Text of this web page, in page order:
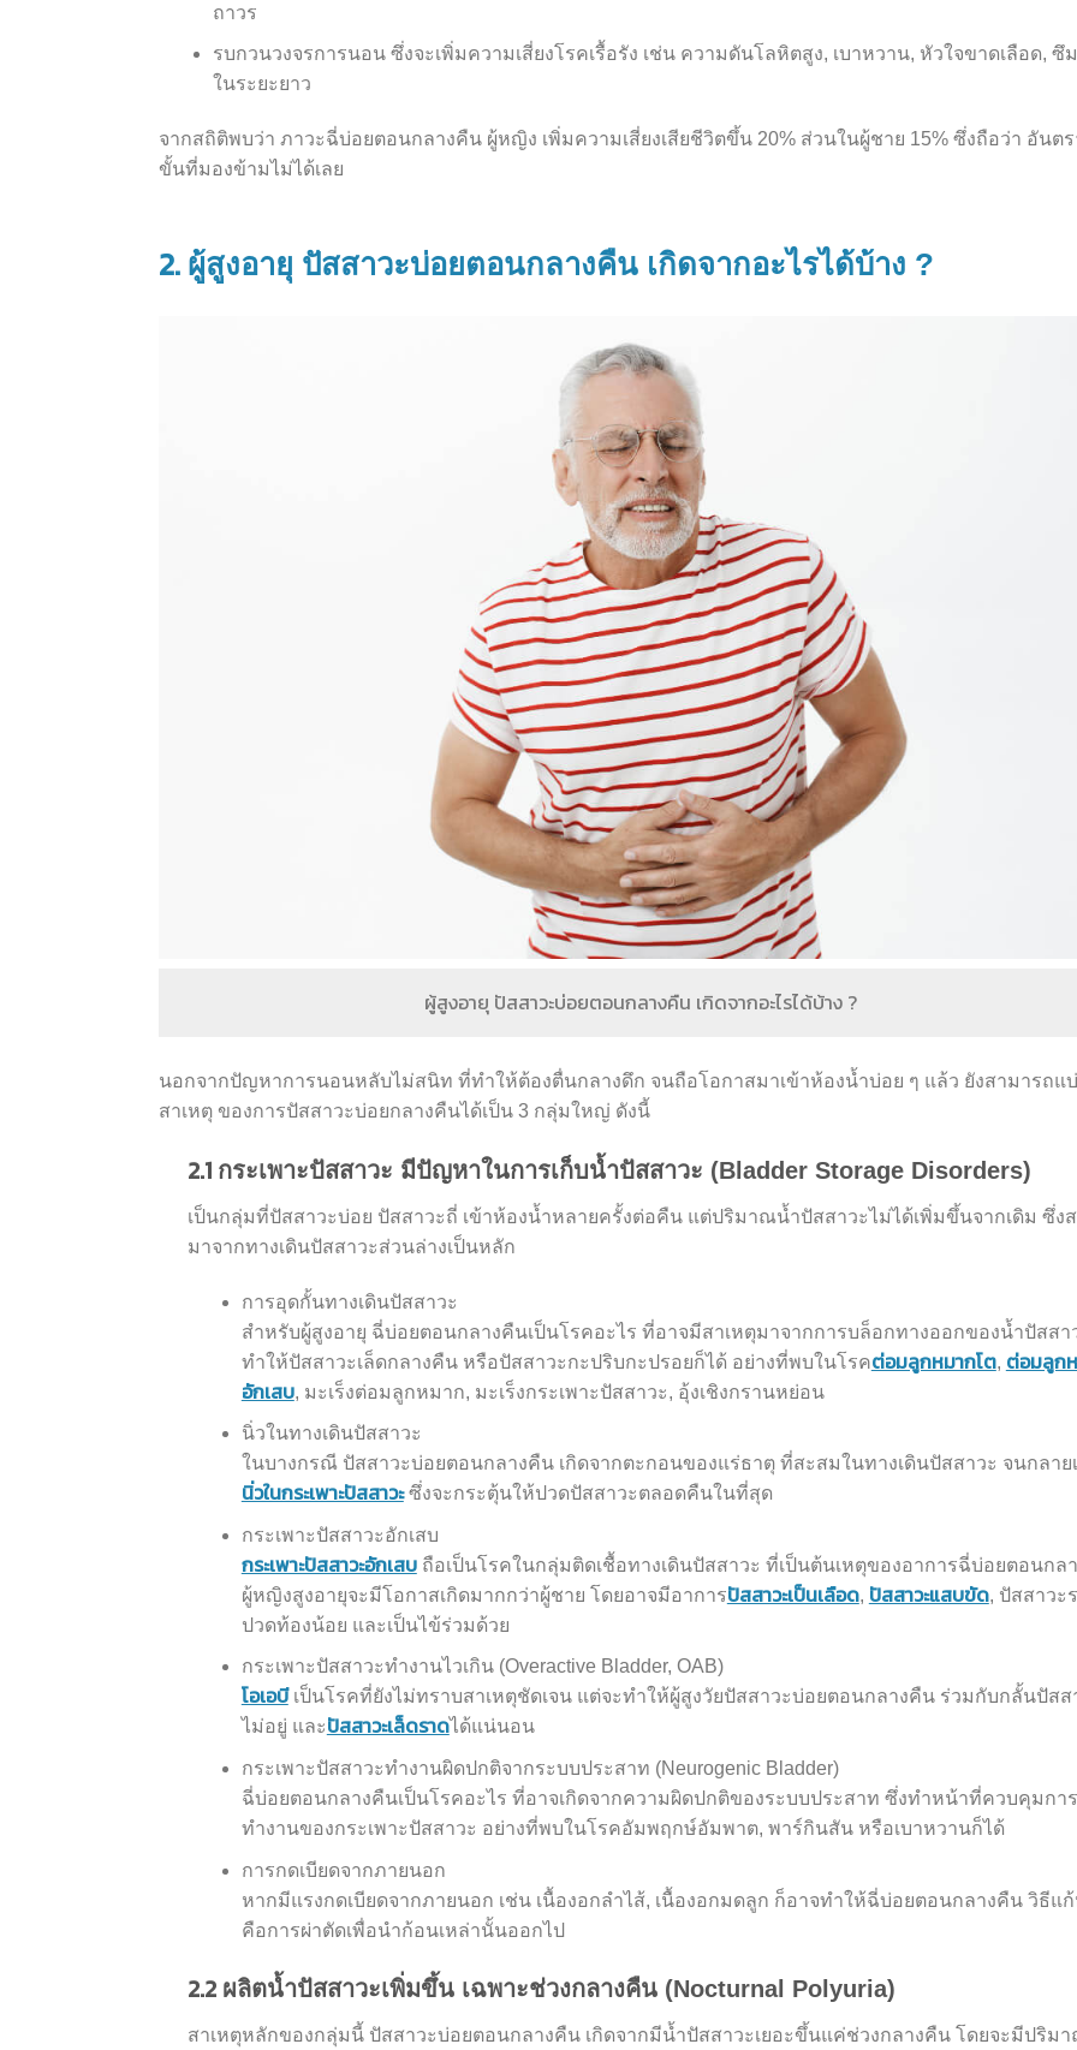
ถาวร
รบกวนวงจรการนอน ซึ่งจะเพิ่มความเสี่ยงโรคเรื้อรัง เช่น ความดันโลหิตสูง, เบาหวาน, หัวใจขาดเลือด, ซึม
ในระยะยาว
จากสถิติพบว่า ภาวะฉี่บ่อยตอนกลางคืน ผู้หญิง เพิ่มความเสี่ยงเสียชีวิตขึ้น 20% ส่วนในผู้ชาย 15% ซึ่งถือว่า อันต
ขั้นที่มองข้ามไม่ได้เลย
2. ผู้สูงอายุ ปัสสาวะบ่อยตอนกลางคืน เกิดจากอะไรได้บ้าง ?
ผู้สูงอายุ ปัสสาวะบ่อยตอนกลางคืน เกิดจากอะไรได้บ้าง ?
นอกจากปัญหาการนอนหลับไม่สนิท ที่ทำให้ต้องตื่นกลางดึก จนถือโอกาสมาเข้าห้องน้ำบ่อย ๆ แล้ว ยังสามารถแ
สาเหตุ ของการปัสสาวะบ่อยกลางคืนได้เป็น 3 กลุ่มใหญ่ ดังนี้
2.1 กระเพาะปัสสาวะ มีปัญหาในการเก็บน้ำปัสสาวะ (Bladder Storage Disorders)
เป็นกลุ่มที่ปัสสาวะบ่อย ปัสสาวะถี่ เข้าห้องน้ำหลายครั้งต่อคืน แต่ปริมาณน้ำปัสสาวะไม่ได้เพิ่มขึ้นจากเดิม ซึ่ง
มาจากทางเดินปัสสาวะส่วนล่างเป็นหลัก
การอุดกั้นทางเดินปัสสาวะ
สำหรับผู้สูงอายุ ฉี่บ่อยตอนกลางคืนเป็นโรคอะไร ที่อาจมีสาเหตุมาจากการบล็อกทางออกของน้ำปัสสา
ทำให้ปัสสาวะเล็ดกลางคืน หรือปัสสาวะกะปริบกะปรอยก็ได้ อย่างที่พบในโรคต่อมลูกหมากโต, ต่อมลูก
อักเสบ, มะเร็งต่อมลูกหมาก, มะเร็งกระเพาะปัสสาวะ, อุ้งเชิงกรานหย่อน
นิ่วในทางเดินปัสสาวะ
ในบางกรณี ปัสสาวะบ่อยตอนกลางคืน เกิดจากตะกอนของแร่ธาตุ ที่สะสมในทางเดินปัสสาวะ จนกลาย
นิ่วในกระเพาะปัสสาวะซึ่งจะกระตุ้นให้ปวดปัสสาวะตลอดคืนในที่สุด
กระเพาะปัสสาวะอักเสบ
กระเพาะปัสสาวะอักเสบถือเป็นโรคในกลุ่มติดเชื้อทางเดินปัสสาวะ ที่เป็นต้นเหตุของอาการฉี่บ่อยตอนกล
ผู้หญิงสูงอายุจะมีโอกาสเกิดมากกว่าผู้ชาย โดยอาจมีอาการปัสสาวะเป็นเลือด, ปัสสาวะแสบขัด, ปัสสาวะ
ปวดท้องน้อย และเป็นไข้ร่วมด้วย
กระเพาะปัสสาวะทำงานไวเกิน (Overactive Bladder, OAB)
โอเอบีเป็นโรคที่ยังไม่ทราบสาเหตุชัดเจน แต่จะทำให้ผู้สูงวัยปัสสาวะบ่อยตอนกลางคืน ร่วมกับกลั้นปัสส
ไม่อยู่ และปัสสาวะเล็ดราดได้แน่นอน
กระเพาะปัสสาวะทำงานผิดปกติจากระบบประสาท (Neurogenic Bladder)
ฉี่บ่อยตอนกลางคืนเป็นโรคอะไร ที่อาจเกิดจากความผิดปกติของระบบประสาท ซึ่งทำหน้าที่ควบคุมการ
ทำงานของกระเพาะปัสสาวะ อย่างที่พบในโรคอัมพฤกษ์อัมพาต, พาร์กินสัน หรือเบาหวานก็ได้
การกดเบียดจากภายนอก
หากมีแรงกดเบียดจากภายนอก เช่น เนื้องอกลำไส้, เนื้องอกมดลูก ก็อาจทำให้ฉี่บ่อยตอนกลางคืน วิธีแ
คือการผ่าตัดเพื่อนำก้อนเหล่านั้นออกไป
2.2 ผลิตน้ำปัสสาวะเพิ่มขึ้น เฉพาะช่วงกลางคืน (Nocturnal Polyuria)
สาเหตุหลักของกลุ่มนี้ ปัสสาวะบ่อยตอนกลางคืน เกิดจากมีน้ำปัสสาวะเยอะขึ้นแค่ช่วงกลางคืน โดยจะมีปริม